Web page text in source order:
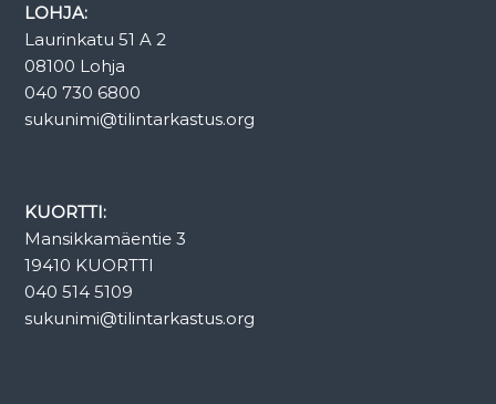
LOHJA:
Laurinkatu 51 A 2
08100 Lohja
040 730 6800
sukunimi@tilintarkastus.org
KUORTTI:
Mansikkamäentie 3
19410 KUORTTI
040 514 5109
sukunimi@tilintarkastus.org